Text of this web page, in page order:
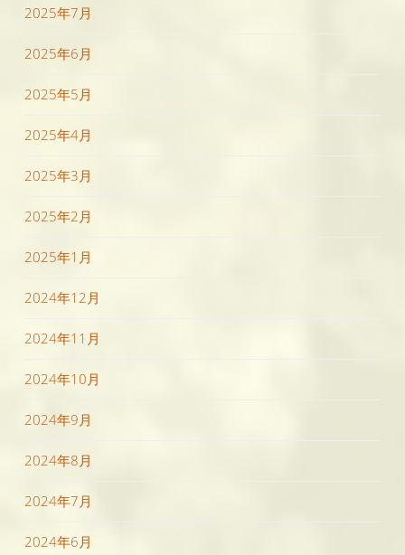
2025年7月
2025年6月
2025年5月
2025年4月
2025年3月
2025年2月
2025年1月
2024年12月
2024年11月
2024年10月
2024年9月
2024年8月
2024年7月
2024年6月